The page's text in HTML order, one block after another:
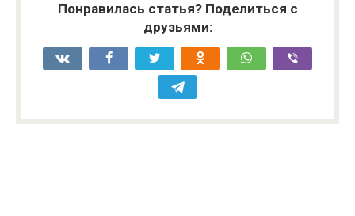
Понравилась статья? Поделиться с
друзьями: